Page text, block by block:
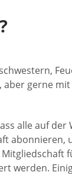
aber gerne
alle auf
abonnieren,
werden.